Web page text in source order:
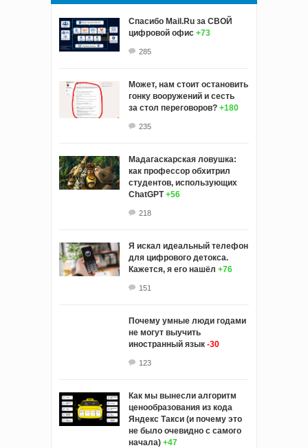
Спасибо Mail.Ru за СВОЙ
цифровой офис +73
285
Может, нам стоит остановить
гонку вооружений и сесть
за стол переговоров? +180
235
Мадагаскарская ловушка:
как профессор обхитрил
студентов, использующих
ChatGPT +56
218
Я искал идеальный телефон
для цифрового детокса.
Кажется, я его нашёл +76
151
Почему умные люди годами
не могут выучить
иностранный язык -30
123
Как мы вынесли алгоритм
ценообразования из кода
Яндекс Такси (и почему это
не было очевидно с самого
начала) +47